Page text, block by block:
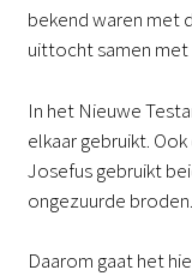
bekend waren met
uittocht samen
In het Nieuwe
elkaar gebruikt.
Josefus gebruikt
ongezuurde
Daarom gaat het